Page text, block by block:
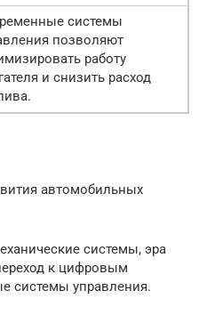
системы
позволяют
работу
и снизить расход
автомобильных
системы, эра
к цифровым
системы управления.